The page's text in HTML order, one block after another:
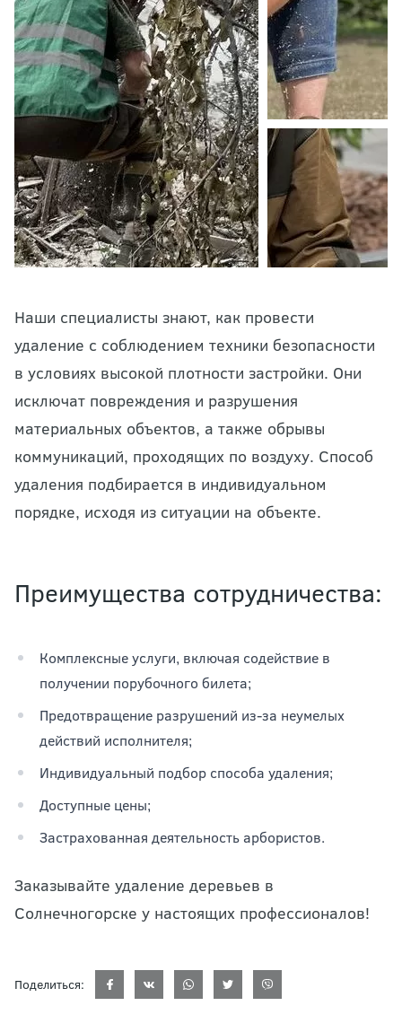
Наши специалисты знают, как провести
удаление с соблюдением техники безопасности
в условиях высокой плотности застройки. Они
исключат повреждения и разрушения
материальных объектов, а также обрывы
коммуникаций, проходящих по воздуху. Способ
удаления подбирается в индивидуальном
порядке, исходя из ситуации на объекте.
Преимущества сотрудничества:
Комплексные услуги, включая содействие в
получении порубочного билета;
Предотвращение разрушений из-за неумелых
действий исполнителя;
Индивидуальный подбор способа удаления;
Доступные цены;
Застрахованная деятельность арбористов.
Заказывайте удаление деревьев в
Солнечногорске у настоящих профессионалов!
Поделиться: